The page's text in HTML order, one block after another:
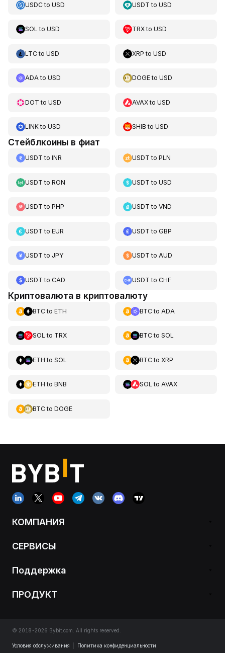
USDCto USD USDT toUSD
SOL to USD TRXtoUSD
LTCto USD XRP toUSD
ADAto USD DOGEtoUSD
DOT to USD AVAXtoUSD
LINKto USD SHIB toUSD
Стейблкоины в фиат
USDT to INR USDT toPLN
USDT to RON USDT toUSD
USDT to PHP USDT toVND
USDT to EUR USDT toGBP
USDT to JPY USDT toAUD
USDT to CAD USDT toCHF
Криптовалюта в криптовалюту
BTCto ETH BTCto ADA
SOL to TRX BTCto SOL
ETH to SOL BTCto XRP
ETH to BNB SOL to AVAX
BTCto DOGE
КОМПАНИЯ
СЕРВИСЫ
Поддержка
ПРОДУКТ
© 2018-2026 Bybit.com. All rights reserved.
Условия обслуживания Политика конфиденциальности